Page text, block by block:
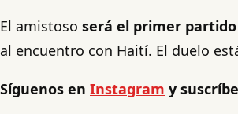
El amistoso será el primer partido
al encuentro con Haití. El duelo
Síguenos en Instagram y